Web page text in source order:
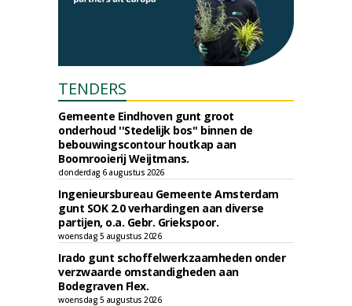
TENDERS
Gemeente Eindhoven gunt groot
onderhoud ''Stedelijk bos'' binnen de
bebouwingscontour houtkap aan
Boomrooierij Weijtmans.
donderdag 6 augustus 2026
Ingenieursbureau Gemeente Amsterdam
gunt SOK 2.0 verhardingen aan diverse
partijen, o.a. Gebr. Griekspoor.
woensdag 5 augustus 2026
Irado gunt schoffelwerkzaamheden onder
verzwaarde omstandigheden aan
Bodegraven Flex.
woensdag 5 augustus 2026